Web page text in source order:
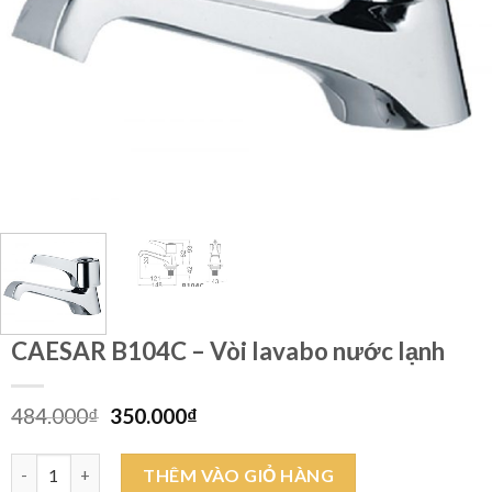
CAESAR B104C – Vòi lavabo nước lạnh
484.000₫ Giá
là:
484.000₫.
350.000₫Giá
tại
là:
CAESAR B104C - Vòi lavabo nước lạnh số lượng
THÊM VÀO GIỎ HÀNG